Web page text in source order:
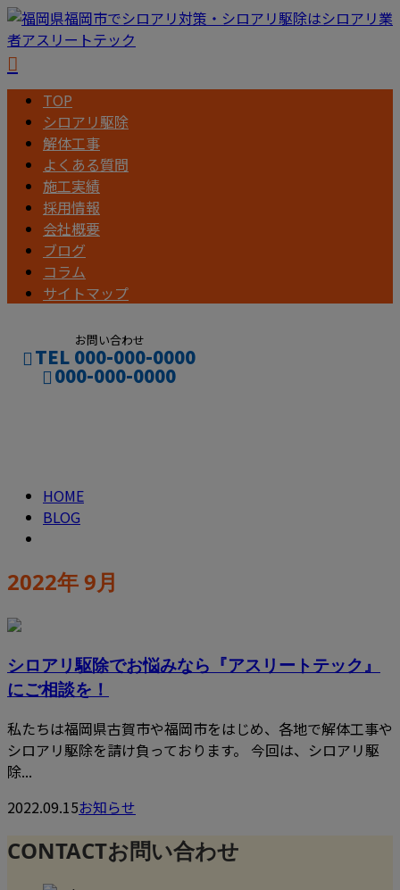
TOP
シロアリ駆除
解体工事
よくある質問
施工実績
採用情報
会社概要
ブログ
コラム
サイトマップ
お問い合わせ
TEL 000-000-0000
000-000-0000
HOME
BLOG
2022年 9月
シロアリ駆除でお悩みなら『アスリートテック』
にご相談を！
私たちは福岡県古賀市や福岡市をはじめ、各地で解体工事や
シロアリ駆除を請け負っております。 今回は、シロアリ駆
除...
2022.09.15お知らせ
CONTACTお問い合わせ